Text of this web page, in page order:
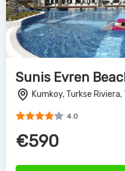
Sunis Evren
Kumkoy, Turkse Riviera,
4.0
€590